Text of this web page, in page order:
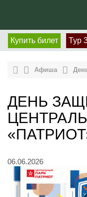
Купить билет Тур
Афиша
ДЕНЬ
06.06.2026